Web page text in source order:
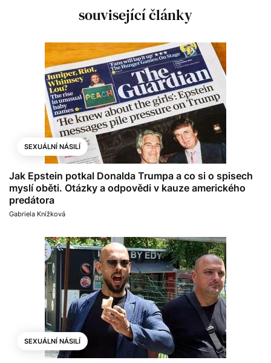
související články
SEXUÁLNÍ NÁSILÍ
Jak Epstein potkal Donalda Trumpa a co si o spisech
myslí oběti. Otázky a odpovědi v kauze amerického
predátora
Gabriela Knížková
SEXUÁLNÍ NÁSILÍ